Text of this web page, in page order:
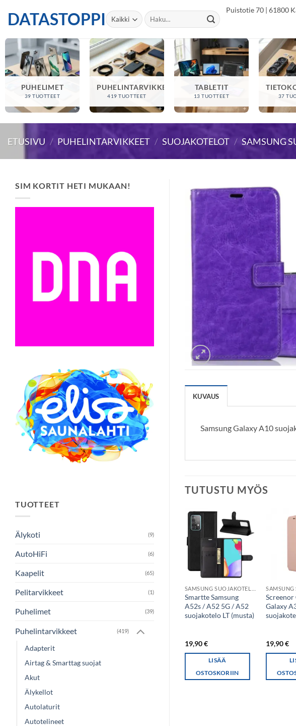
DATASTOPPI Etsi:
Puistotie 70 | 61800
PUHELIMET
39 TUOTTEET
PUHELINTARVIKKEET
419 TUOTTEET
TABLETIT
13 TUOTTEET 37
ETUSIVU / PUHELINTARVIKKEET / SUOJAKOTELOT / SAMSUNG
SIM KORTIT HETI MUKAAN!
TUOTTEET
Älykoti (9)
AutoHiFi (6)
Kaapelit (65)
Pelitarvikkeet (1)
Puhelimet (39)
Puhelintarvikkeet (419)
Adapterit
Airtag & Smarttag suojat
Akut
Älykellot
Autolaturit
Autotelineet
KUVAUS
Samsung Galaxy A10
TUTUSTU MYÖS
Smartte Samsung
A52s / A52 5G / A52
suojakotelo LT (musta)
19,90€
LISÄÄ
OSTOSKORIIN
Screenor
Galaxy
19,90€
Smartte Samsung A25
korttipaikoillla